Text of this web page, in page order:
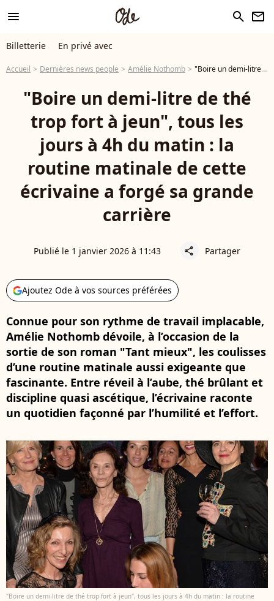
menu search newsletter
Billetterie En privé avec
Accueil Dernières news people Amélie Nothomb "Boire un demi-litre de thé trop fort à jeun", tous les jours à 4h du matin : la routine matinale de cette écrivaine a forgé sa grande carrière
"Boire un demi-litre de thé
trop fort à jeun", tous les
jours à 4h du matin : la
routine matinale de cette
écrivaine a forgé sa grande
carrière
Publié le 1 janvier 2026 à 11:43 share Partager
Ajoutez Ode à vos sources préférées
Connue pour son rythme de travail implacable,
Amélie Nothomb dévoile, à l’occasion de la
sortie de son roman "Tant mieux", les coulisses
d’une routine matinale aussi exigeante que
fascinante. Entre réveil à l’aube, thé brûlant et
discipline quasi ascétique, l’écrivaine raconte
un quotidien façonné par l’humilité et l’effort.
"Boire un demi-litre de thé trop fort à jeun", tous les jours à 4h du matin : la routine